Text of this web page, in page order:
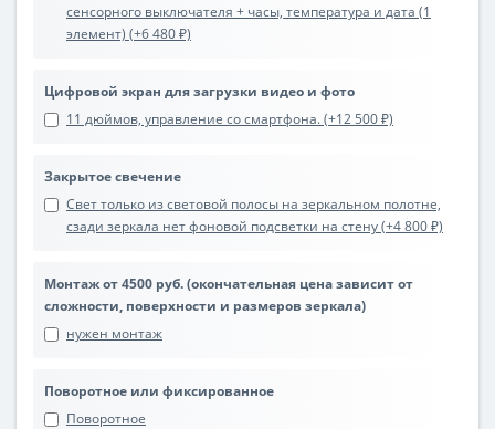
сенсорного выключателя + часы, температура и дата (1
элемент) (+6 480 ₽)
Цифровой экран для загрузки видео и фото
11 дюймов, управление со смартфона. (+12 500 ₽)
Закрытое свечение
Свет только из световой полосы на зеркальном полотне,
сзади зеркала нет фоновой подсветки на стену (+4 800 ₽)
Монтаж от 4500 руб. (окончательная цена зависит от
сложности, поверхности и размеров зеркала)
нужен монтаж
Поворотное или фиксированное
Поворотное